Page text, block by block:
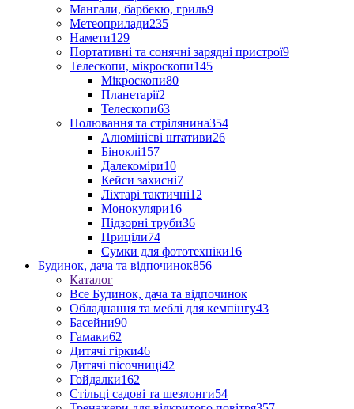
Мангали, барбекю, гриль9
Метеоприлади235
Намети129
Портативні та сонячні зарядні пристрої9
Телескопи, мікроскопи145
Мікроскопи80
Планетарії2
Телескопи63
Полювання та стрілянина354
Алюмінієві штативи26
Біноклі157
Далекоміри10
Кейси захисні7
Ліхтарі тактичні12
Монокуляри16
Підзорні труби36
Приціли74
Сумки для фототехніки16
Будинок, дача та відпочинок856
Каталог
Все Будинок, дача та відпочинок
Обладнання та меблі для кемпінгу43
Басейни90
Гамаки62
Дитячі гірки46
Дитячі пісочниці42
Гойдалки162
Стільці садові та шезлонги54